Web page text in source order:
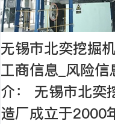
无锡市北奕挖掘
工商信息_风险
介： 无锡市北奕
造厂成立于2000